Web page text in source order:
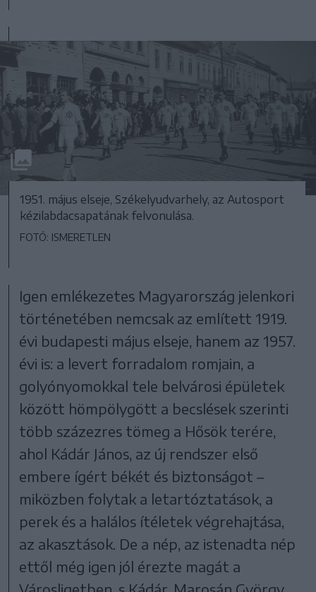
1951. május elseje, Székelyudvarhely, az Autosport
kézilabdacsapatának felvonulása.
FOTÓ: ISMERETLEN
Igen emlékezetes Magyarország jelenkori
történetében nemcsak az említett 1919.
évi budapesti május elseje, hanem az 1957.
évi is: a levert forradalom romjain, a
golyónyomokkal tele belvárosi épületek
között hömpölygött a becslések szerinti
több százezres tömeg a Hősök terére,
ahol Kádár János, az új rendszer első
embere ígért békét és biztonságot –
miközben folytak a letartóztatások, a
perek és a halálos ítéletek végrehajtása,
az akasztások. De a nép, az istenadta nép
ettől még igen jól érezte magát a